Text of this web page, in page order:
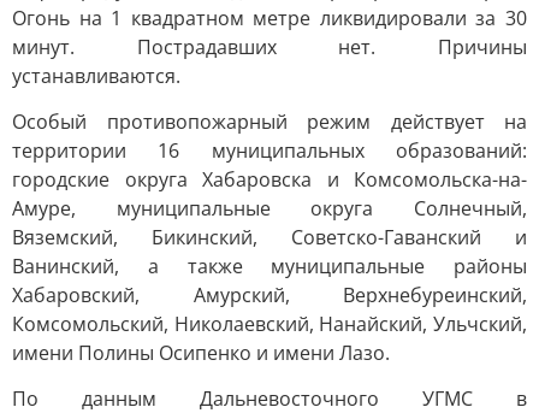
Огонь на 1 квадратном метре ликвидировали за 30
минут. Пострадавших нет. Причины
устанавливаются.
Особый противопожарный режим действует на
территории 16 муниципальных образований:
городские округа Хабаровска и Комсомольска-на-
Амуре, муниципальные округа Солнечный,
Вяземский, Бикинский, Советско-Гаванский и
Ванинский, а также муниципальные районы
Хабаровский, Амурский, Верхнебуреинский,
Комсомольский, Николаевский, Нанайский, Ульчский,
имени Полины Осипенко и имени Лазо.
По данным Дальневосточного УГМС в